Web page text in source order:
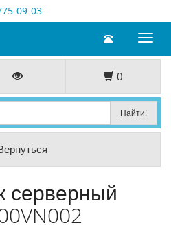
09-03
Toggle
0
серверный